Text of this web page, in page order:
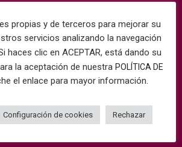
propias y de terceros para mejorar su
servicios analizando la navegación
haces clic en ACEPTAR, está dando su
la aceptación de nuestra POLÍTICA DE
el enlace para mayor información.
Configuración de cookies Rechazar